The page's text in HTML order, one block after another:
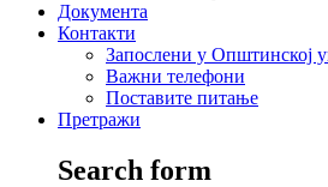
Документа
Контакти
Запослени у Општинској
Важни телефони
Поставите питање
Претражи
Search form